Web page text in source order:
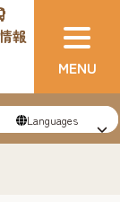
報
Languages